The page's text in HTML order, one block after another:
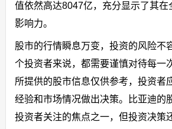
值依然高达8047亿，充分显示了其在
影响力。
股市的行情瞬息万变，投资的风险不
个投资者来说，都需要谨慎对待每一
所提供的股市信息仅供参考，投资者
经验和市场情况做出决策。比亚迪的
投资者关注的焦点之一，但投资决策